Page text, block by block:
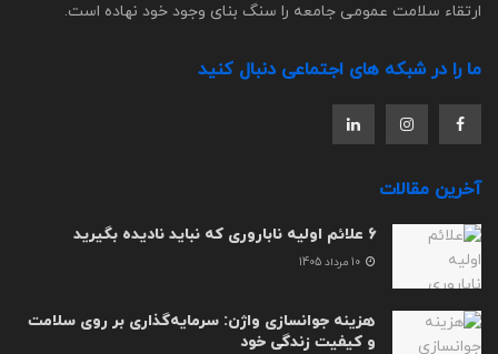
ارتقاء سلامت عمومی جامعه را سنگ بنای وجود خود نهاده است.
ما را در شبکه های اجتماعی دنبال کنید
آخرین مقالات
6 علائم اولیه ناباروری که نباید نادیده بگیرید
هزینه جوانسازی واژن: سرمایه‌گذاری بر روی سلامت
و کیفیت زندگی خود